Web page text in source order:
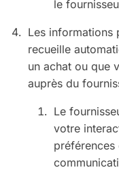
le
Les informations
recueille
un achat ou que
auprès du
Le
votre